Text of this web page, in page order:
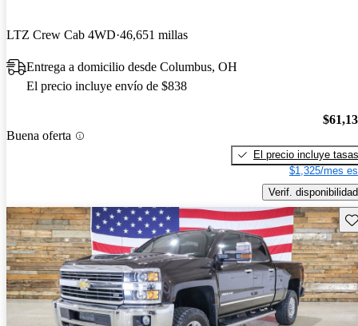
LTZ Crew Cab 4WD 46,651 millas
Entrega a domicilio desde Columbus, OH
El precio incluye envío de $838
Buena oferta
El precio incluye tasas
$1,325/mes
Verif. disponibilidad